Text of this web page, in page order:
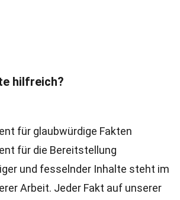
hilfreich?
für glaubwürdige Fakten
für die Bereitstellung
und fesselnder Inhalte steht im
Arbeit. Jeder Fakt auf unserer